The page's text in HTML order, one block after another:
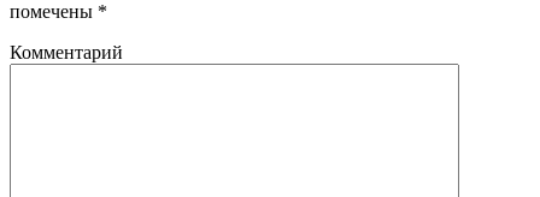
помечены *
Комментарий